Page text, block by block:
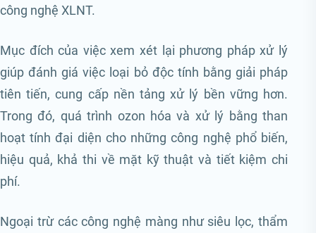
công nghệ XLNT.
Mục đích của việc xem xét lại phương pháp xử lý
giúp đánh giá việc loại bỏ độc tính bằng giải pháp
tiên tiến, cung cấp nền tảng xử lý bền vững hơn.
Trong đó, quá trình ozon hóa và xử lý bằng than
hoạt tính đại diện cho những công nghệ phổ biến,
hiệu quả, khả thi về mặt kỹ thuật và tiết kiệm chi
phí.
Ngoại trừ các công nghệ màng như siêu lọc, thẩm